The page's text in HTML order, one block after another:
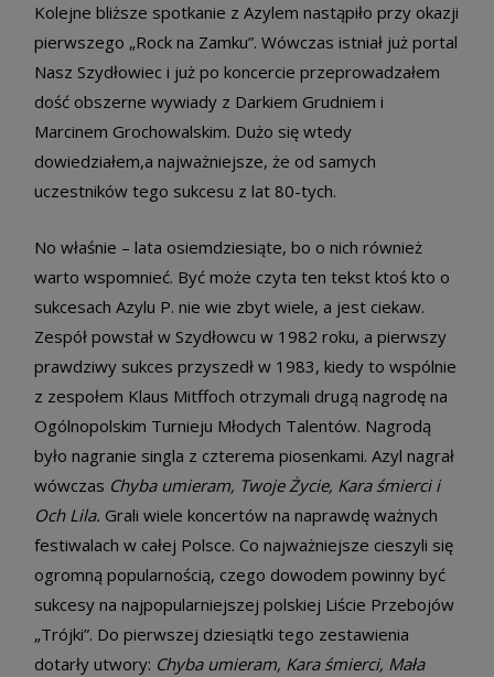
Kolejne bliższe spotkanie z Azylem nastąpiło przy okazji
pierwszego „Rock na Zamku”. Wówczas istniał już portal
Nasz Szydłowiec i już po koncercie przeprowadzałem
dość obszerne wywiady z Darkiem Grudniem i
Marcinem Grochowalskim. Dużo się wtedy
dowiedziałem,a najważniejsze, że od samych
uczestników tego sukcesu z lat 80-tych.
No właśnie – lata osiemdziesiąte, bo o nich również
warto wspomnieć. Być może czyta ten tekst ktoś kto o
sukcesach Azylu P. nie wie zbyt wiele, a jest ciekaw.
Zespół powstał w Szydłowcu w 1982 roku, a pierwszy
prawdziwy sukces przyszedł w 1983, kiedy to wspólnie
z zespołem Klaus Mitffoch otrzymali drugą nagrodę na
Ogólnopolskim Turnieju Młodych Talentów. Nagrodą
było nagranie singla z czterema piosenkami. Azyl nagrał
wówczas Chyba umieram, Twoje Życie, Kara śmierci i
Och Lila. Grali wiele koncertów na naprawdę ważnych
festiwalach w całej Polsce. Co najważniejsze cieszyli się
ogromną popularnością, czego dowodem powinny być
sukcesy na najpopularniejszej polskiej Liście Przebojów
„Trójki”. Do pierwszej dziesiątki tego zestawienia
dotarły utwory: Chyba umieram, Kara śmierci, Mała